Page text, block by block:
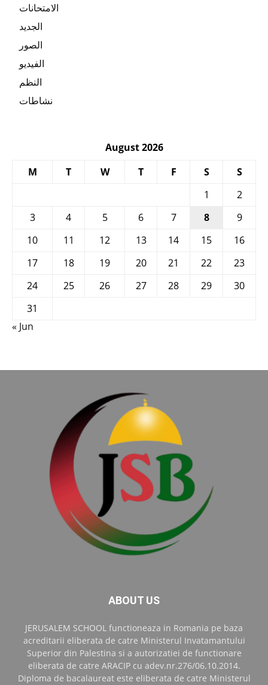
الامتحانات
الجديد
الصور
الفيديو
النظم
نشاطات
August 2026
M
T W T F S
S
1
2
3
4 5 6 7 8
9
10
11 12 13 14 15
16
17
18 19 20 21 22
23
24
25 26 27 28 29
30
31
« Jun
ABOUT US
JERUSALEM SCHOOL functioneaza in Romania pe baza
acreditarii eliberata de catre Ministerul Invatamantului
Superior din Palestina si a autorizatiei de functionare
eliberata de catre ARACIP cu adev.nr.276/06.10.2014.
Diploma de bacalaureat este eliberata de catre Ministerul